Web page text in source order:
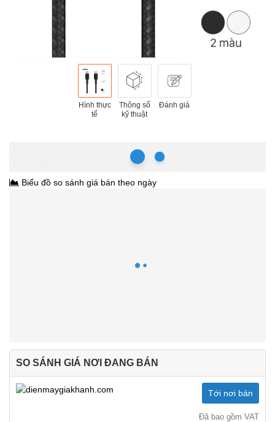
Hình thực
tế
Thông số
kỹ thuật
Đánh giá
-20%
Biểu đồ so sánh giá bán theo ngày
SO SÁNH GIÁ NƠI ĐANG BÁN
Tới nơi bán
Đã bao gồm VAT